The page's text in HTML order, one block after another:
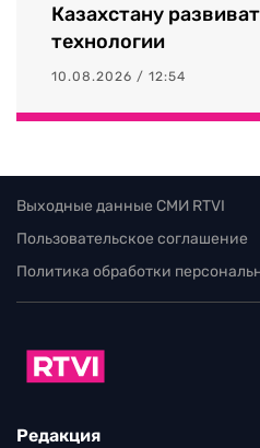
Казахстану
технологии
10.08.2026 / 12:54
Выходные данные СМИ RTVI
Пользовательское соглашение
Политика обработки
Редакция